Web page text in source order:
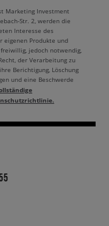
Marketing Investment
Str. 2, werden die
Interesse des
eigenen Produkte und
jedoch notwendig,
der Verarbeitung zu
Berichtigung, Löschung
und eine Beschwerde